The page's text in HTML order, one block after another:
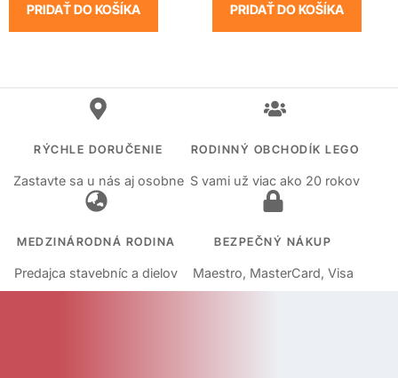
PRIDAŤ DO KOŠÍKA PRIDAŤ DO KOŠÍKA
RÝCHLE DORUČENIE
Zastavte sa u nás aj osobne
RODINNÝ OBCHODÍK LEGO
S vami už viac ako 20 rokov
MEDZINÁRODNÁ RODINA
Predajca stavebníc a dielov
BEZPEČNÝ NÁKUP
Maestro, MasterCard, Visa